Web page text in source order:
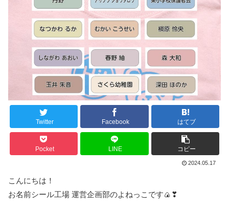
Twitter Facebook はてブ
Pocket LINE コピー
2024.05.17
こんにちは！
お名前シール工場 運営企画部のよねっこです🍙❣